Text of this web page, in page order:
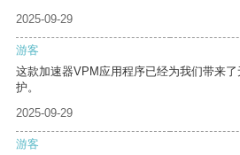
2025-09-29
游客
这款加速器VPM应用程序已经为我们带来
护。
2025-09-29
游客